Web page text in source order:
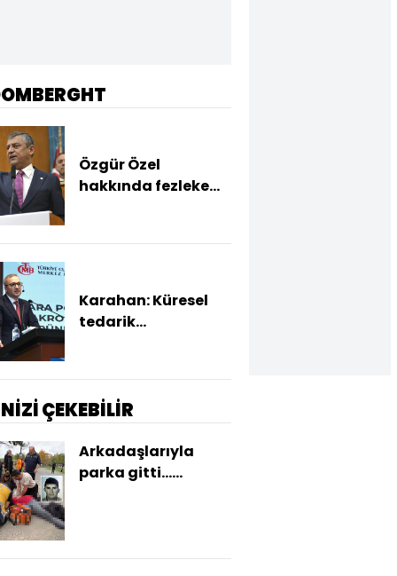
Özgür Özel
hakkında fezleke
Karahan: Küresel
tedarik
ihracatımız
hızlandı
ÇEKEBİLİR
Arkadaşlarıyla
parka gitti...